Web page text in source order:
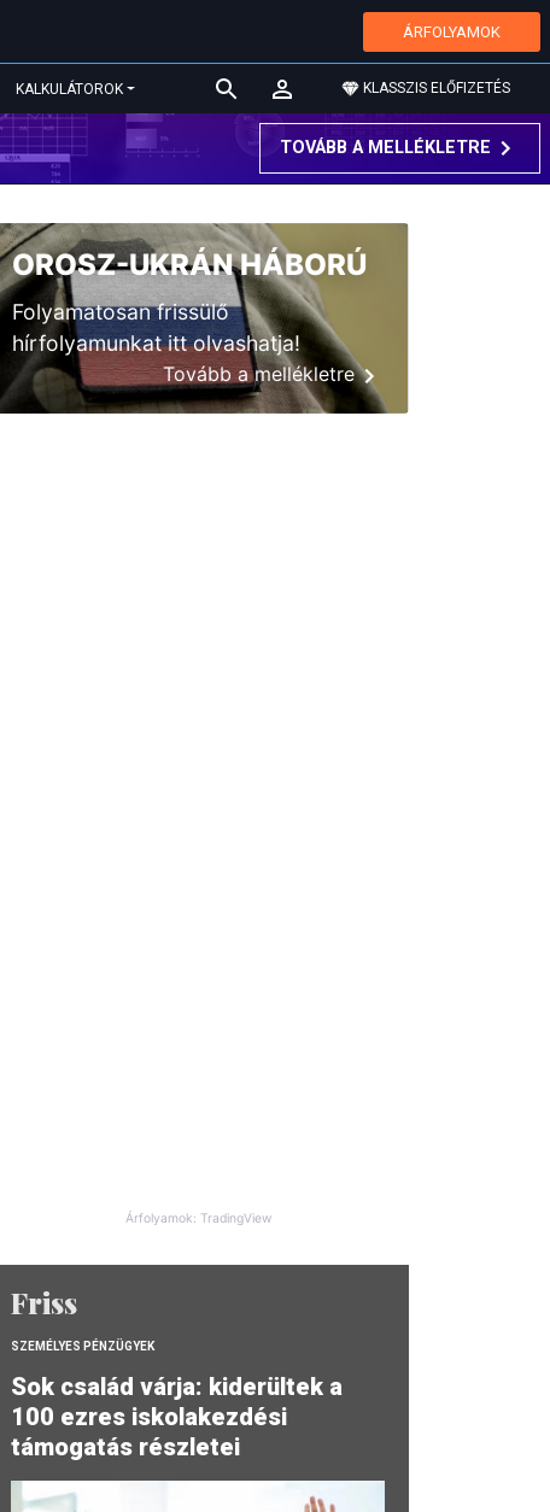
ÁRFOLYAMOK
KALKULÁTOROK KLASSZIS ELŐFIZETÉS
TOVÁBB A MELLÉKLETRE
OROSZ-UKRÁN HÁBORÚ
Folyamatosan frissülő
hírfolyamunkat itt olvashatja!
Tovább a mellékletre
Árfolyamok: TradingView
Friss
SZEMÉLYES PÉNZÜGYEK
Sok család várja: kiderültek a
100 ezres iskolakezdési
támogatás részletei